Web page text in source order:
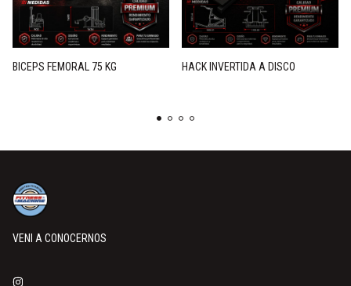
BICEPS FEMORAL 75 KG HACK INVERTIDA A DISCO
VENI A CONOCERNOS